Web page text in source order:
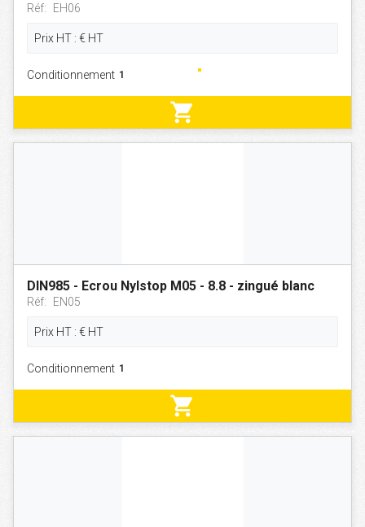
Réf: EH06
Prix HT : € HT
Conditionnement
shopping_cart
DIN985 - Ecrou Nylstop M05 - 8.8 - zingué blanc
Réf: EN05
Prix HT : € HT
Conditionnement
shopping_cart